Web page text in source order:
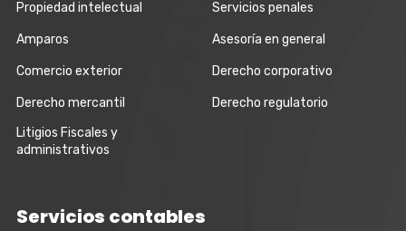
Propiedad intelectual Servicios penales
Amparos Asesoría en general
Comercio exterior Derecho corporativo
Derecho mercantil
Derecho regulatorio
Litigios Fiscales y
administrativos
Servicios contables